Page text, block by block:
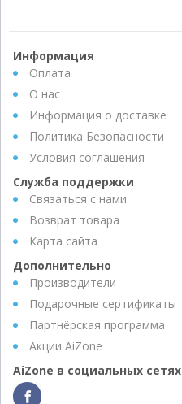
Информация
Оплата
О нас
Информация о доставке
Политика Безопасности
Условия соглашения
Служба поддержки
Связаться с нами
Возврат товара
Карта сайта
Дополнительно
Производители
Подарочные сертификаты
Партнёрская программа
Акции AiZone
AiZone в социальных сетях